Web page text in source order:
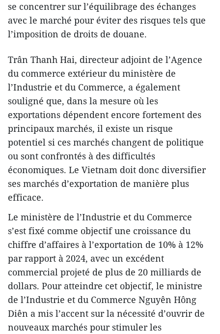
se concentrer sur l’équilibrage des échanges
avec le marché pour éviter des risques tels que
l’imposition de droits de douane.
Trân Thanh Hai, directeur adjoint de l’Agence
du commerce extérieur du ministère de
l’Industrie et du Commerce, a également
souligné que, dans la mesure où les
exportations dépendent encore fortement des
principaux marchés, il existe un risque
potentiel si ces marchés changent de politique
ou sont confrontés à des difficultés
économiques. Le Vietnam doit donc diversifier
ses marchés d’exportation de manière plus
efficace.
Le ministère de l’Industrie et du Commerce
s’est fixé comme objectif une croissance du
chiffre d’affaires à l’exportation de 10% à 12%
par rapport à 2024, avec un excédent
commercial projeté de plus de 20 milliards de
dollars. Pour atteindre cet objectif, le ministre
de l’Industrie et du Commerce Nguyên Hông
Diên a mis l’accent sur la nécessité d’ouvrir de
nouveaux marchés pour stimuler les